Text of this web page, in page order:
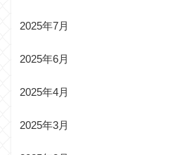
2025年7月
2025年6月
2025年4月
2025年3月